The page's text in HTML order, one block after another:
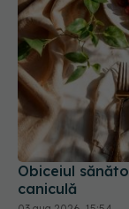
Obiceiul
caniculă
03 aug 2026, 15:54